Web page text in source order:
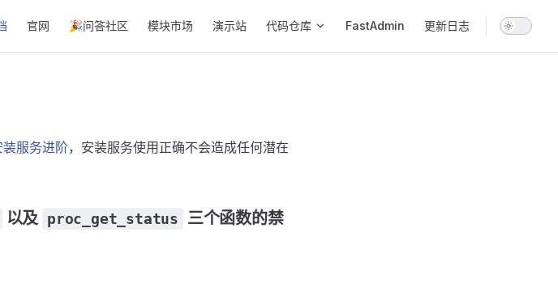
官网 🎉问答社区 模块市场 演示站 代码仓库 FastAdmin 更新日志
装服务进阶，安装服务使用正确不会造成任何潜在
以及 proc_get_status
三个函数的禁